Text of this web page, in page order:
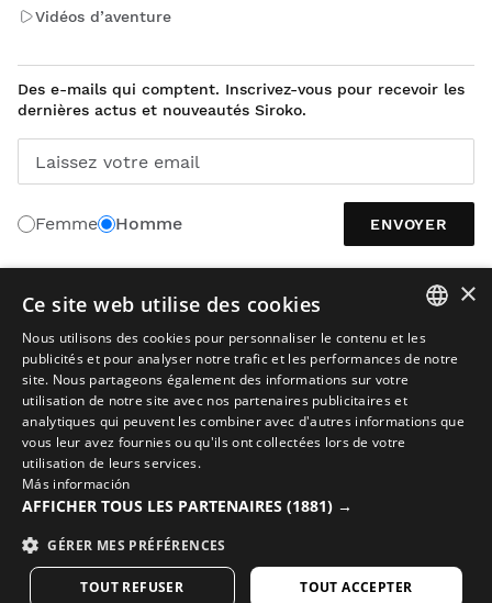
Vidéos d’aventure
Des e-mails qui comptent. Inscrivez-vous pour recevoir les
dernières actus et nouveautés Siroko.
Laissez votre email
Femme Homme ENVOYER
FRANÇAIS
Avis juridique Cookies
L’IA dans les images Plan du site
ENGLISH
GREEK
×
Ce site web utilise des cookies
Nous utilisons des cookies pour personnaliser le contenu et les
publicités et pour analyser notre trafic et les performances de notre
site. Nous partageons également des informations sur votre
utilisation de notre site avec nos partenaires publicitaires et
analytiques qui peuvent les combiner avec d'autres informations que
vous leur avez fournies ou qu'ils ont collectées lors de votre
utilisation de leurs services.
Más información
AFFICHER TOUS LES PARTENAIRES (1881) →
GÉRER MES PRÉFÉRENCES
TOUT ACCEPTER
TOUT REFUSER